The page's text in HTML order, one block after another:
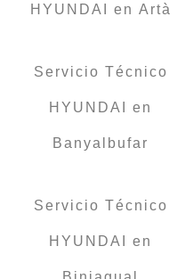
HYUNDAI en Artà
Servicio Técnico
HYUNDAI en
Banyalbufar
Servicio Técnico
HYUNDAI en